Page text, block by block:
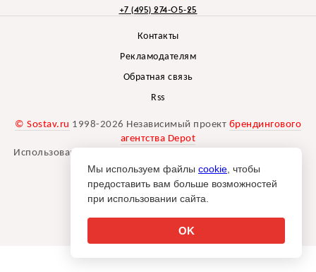
+7 (495) 274-05-25
Контакты
Рекламодателям
Обратная связь
Rss
© Sostav.ru 1998-2026 Независимый проект брендингового
агентства Depot
Использование материалов Sostav.ru допустимо только при
указании источника.
Дизайн сайта -Liqium.
18+
Мы используем файлы cookie , чтобы
предоставить вам больше возможностей
при использовании сайта.
OK